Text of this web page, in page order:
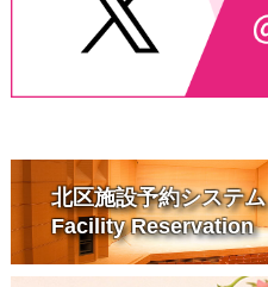
北区施設予約システム
Facility Reservation